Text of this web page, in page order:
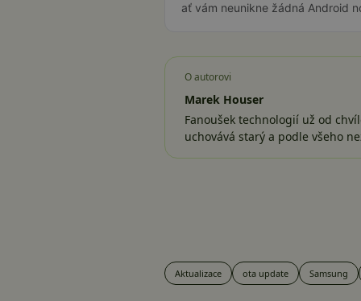
ať vám neunikne žádná Android
O autorovi
Marek Houser
Fanoušek technologií už od
uchovává starý a podle všeho
Aktualizace ota update Samsung